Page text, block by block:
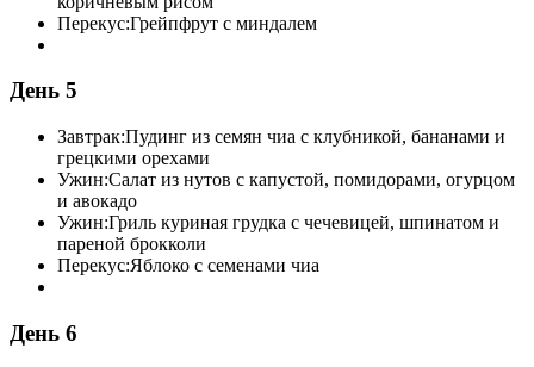
Перекус:Грейпфрут с миндалем
День 5
Завтрак:Пудинг из семян чиа с клубникой, бананами и
грецкими орехами
Ужин:Салат из нутов с капустой, помидорами, огурцом
и авокадо
Ужин:Гриль куриная грудка с чечевицей, шпинатом и
пареной брокколи
Перекус:Яблоко с семенами чиа
День 6